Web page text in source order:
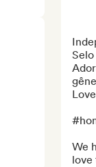
We
love